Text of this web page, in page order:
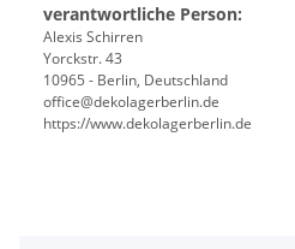
verantwortliche Person:
Alexis Schirren
Yorckstr. 43
10965 - Berlin, Deutschland
office@dekolagerberlin.de
https://www.dekolagerberlin.de